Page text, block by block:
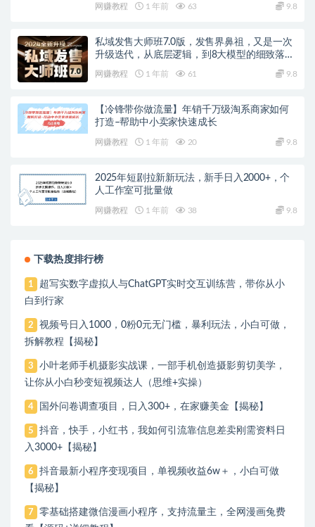
网赚教程 1 年前 63 9.8
私域发售大师班7.0版，发售界鼻祖，又是一次
升级迭代，从底层逻辑，到8大模型的细致落地
网赚教程 1 年前 61 9.8
【冷锋带你做流量】年销千万级淘系商家如何
打造–帮助中小卖家快速成长
网赚教程 1 年前 20 9.8
2025年短剧拉新新玩法，新手日入2000+，个
人工作室可批量做
网赚教程 1 年前 38 9.8
下载热度排行榜
1
超写实数字虚拟人与ChatGPT实时交互训练营，带你从小
白到行家
2
视频号日入1000，0粉0元无门槛，暴利玩法，小白可做，
拆解教程【揭秘】
3
小叶老师手机摄影实战课，一部手机创造摄影剪切美学，
让你从小白秒变短视频达人（思维+实操）
4 国外问卷调查项目，日入300+，在家赚美金【揭秘】
5
抖音，快手，小红书，我如何引流靠信息差卖刚需资料日
入3000+【揭秘】
6
抖音最新小程序变现项目，单视频收益6w＋，小白可做
【揭秘】
7
零基础搭建微信漫画小程序，支持流量主，全网漫画兔费